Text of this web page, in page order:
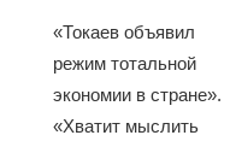
«Токаев объявил
режим тотальной
экономии в стране».
«Хватит мыслить